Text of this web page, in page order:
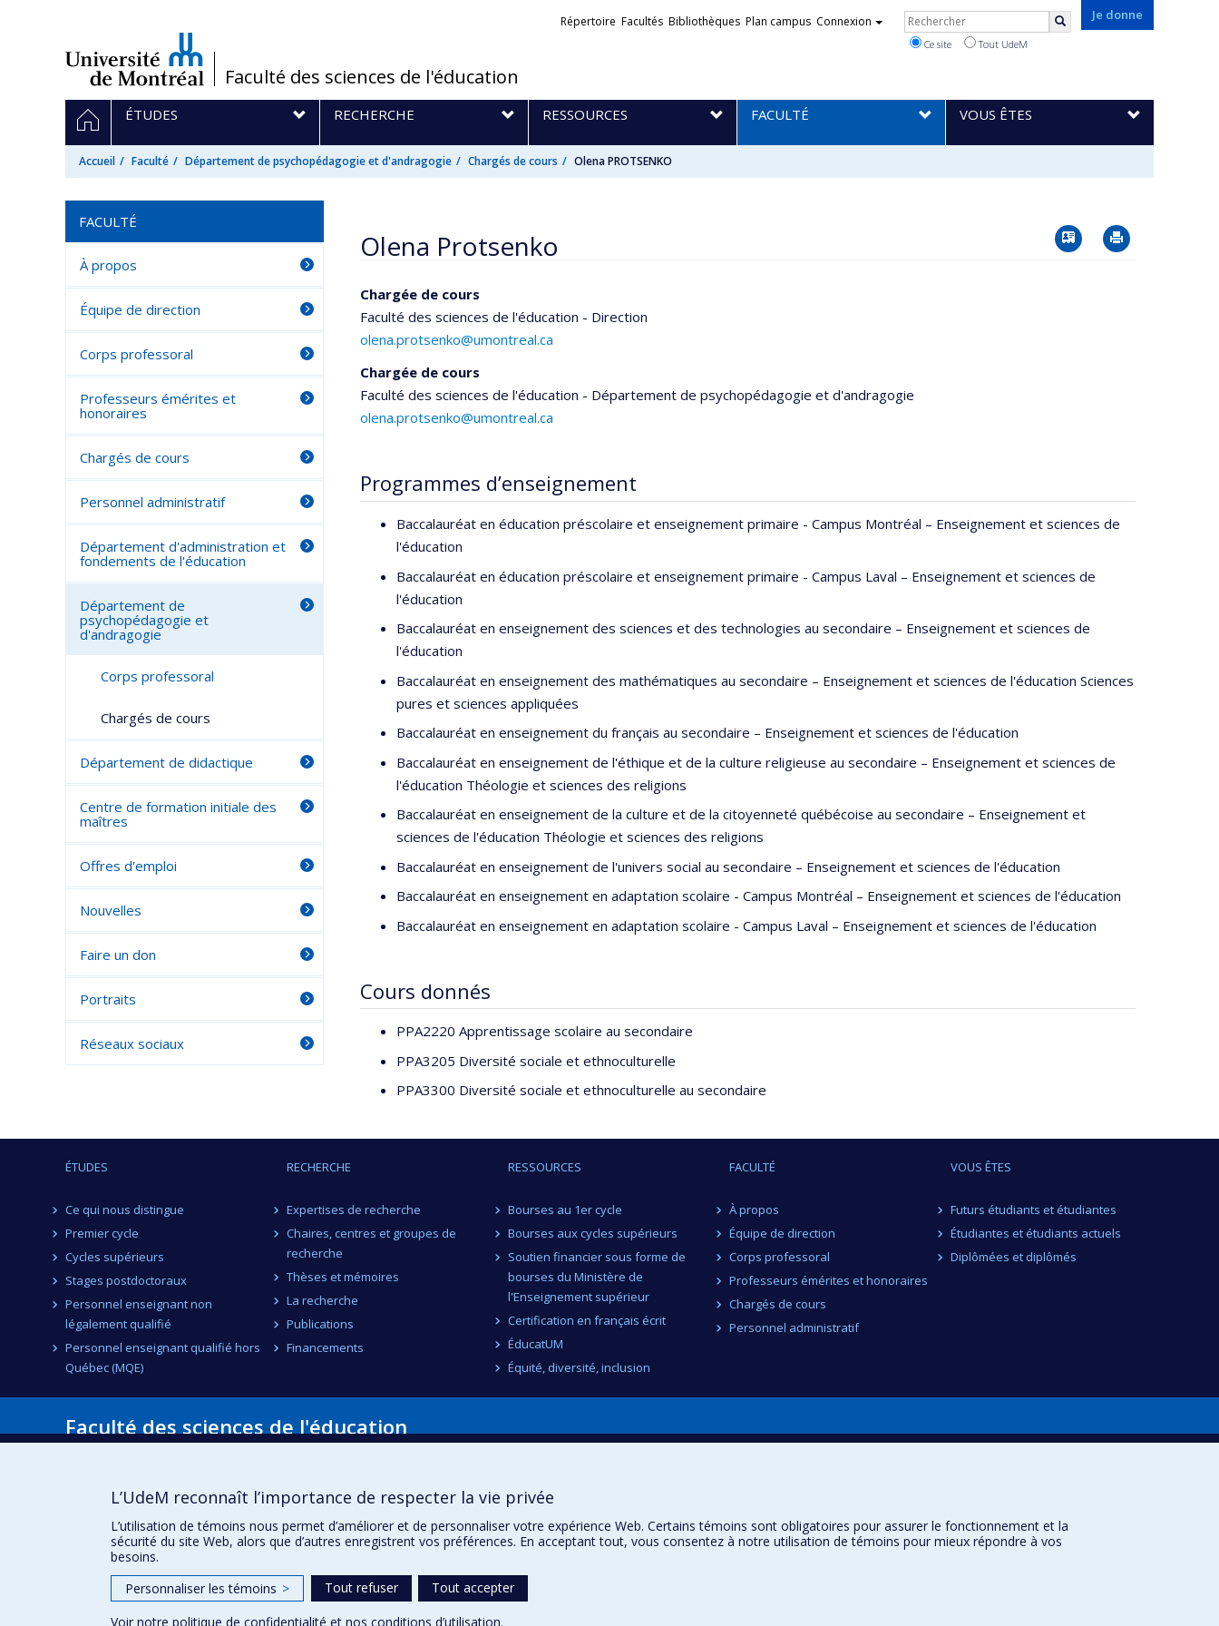
/Faculté des sciences de l'éducation
Je donne
Liens
Répertoire Facultés Bibliothèques Plan campus Connexion Rechercher
Ce site Tout UdeM
Navigation
principale
ACCUEIL
ÉTUDES RECHERCHE RESSOURCES FACULTÉ VOUS ÊTES
Accueil Faculté Département de psychopédagogie et d'andragogie Chargés de cours Olena PROTSENKO
Olena Protsenko Vcard
Chargée de cours
Faculté des sciences de l'éducation - Direction
olena.protsenko@umontreal.ca
Chargée de cours
Faculté des sciences de l'éducation - Département de psychopédagogie et d'andragogie
olena.protsenko@umontreal.ca
Programmes d’enseignement
Baccalauréat en éducation préscolaire et enseignement primaire - Campus Montréal – Enseignement et sciences de
l'éducation
Baccalauréat en éducation préscolaire et enseignement primaire - Campus Laval – Enseignement et sciences de
l'éducation
Baccalauréat en enseignement des sciences et des technologies au secondaire – Enseignement et sciences de
l'éducation
Baccalauréat en enseignement des mathématiques au secondaire – Enseignement et sciences de l'éducation Sciences
pures et sciences appliquées
Baccalauréat en enseignement du français au secondaire – Enseignement et sciences de l'éducation
Baccalauréat en enseignement de l'éthique et de la culture religieuse au secondaire – Enseignement et sciences de
l'éducation Théologie et sciences des religions
Baccalauréat en enseignement de la culture et de la citoyenneté québécoise au secondaire – Enseignement et
sciences de l'éducation Théologie et sciences des religions
Baccalauréat en enseignement de l'univers social au secondaire – Enseignement et sciences de l'éducation
Baccalauréat en enseignement en adaptation scolaire - Campus Montréal – Enseignement et sciences de l'éducation
Baccalauréat en enseignement en adaptation scolaire - Campus Laval – Enseignement et sciences de l'éducation
Cours donnés
PPA2220 Apprentissage scolaire au secondaire
PPA3205 Diversité sociale et ethnoculturelle
PPA3300 Diversité sociale et ethnoculturelle au secondaire
FACULTÉ
À propos
Équipe de direction
Corps professoral
Professeurs émérites et
honoraires
Chargés de cours
Personnel administratif
Département d'administration et
fondements de l'éducation
Département de
psychopédagogie et
d'andragogie
Corps professoral
Chargés de cours
Département de didactique
Centre de formation initiale des
maîtres
Offres d'emploi
Nouvelles
Faire un don
Portraits
Réseaux sociaux
ÉTUDES
Ce qui nous distingue
Premier cycle
Cycles supérieurs
Stages postdoctoraux
Personnel enseignant non
légalement qualifié
Personnel enseignant qualifié hors
Québec (MQE)
RECHERCHE
Expertises de recherche
Chaires, centres et groupes de
recherche
Thèses et mémoires
La recherche
Publications
Financements
RESSOURCES
Bourses au 1er cycle
Bourses aux cycles supérieurs
Soutien financier sous forme de
bourses du Ministère de
l'Enseignement supérieur
Certification en français écrit
ÉducatUM
Équité, diversité, inclusion
FACULTÉ
À propos
Équipe de direction
Corps professoral
Professeurs émérites et honoraires
Chargés de cours
Personnel administratif
VOUS ÊTES
Futurs étudiants et étudiantes
Étudiantes et étudiants actuels
Diplômées et diplômés
Faculté des sciences de l'éducation
Montréal (Québec) H2V 2S9
L’UdeM reconnaît l’importance de respecter la vie privée
L’utilisation de témoins nous permet d’améliorer et de personnaliser votre expérience Web. Certains témoins sont obligatoires pour assurer le fonctionnement et la
sécurité du site Web, alors que d’autres enregistrent vos préférences. En acceptant tout, vous consentez à notre utilisation de témoins pour mieux répondre à vos
besoins.
Personnaliser les témoins > Tout refuser
Tout accepter
Voir notre politique de confidentialité et nos conditions d’utilisation.